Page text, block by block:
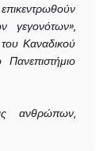
γεγονότων»,
Καναδικού
ανθρώπων,